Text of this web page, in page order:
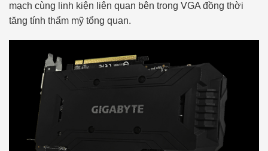
mạch cùng linh kiện liên quan bên trong VGA đồng thời
tăng tính thẩm mỹ tổng quan.